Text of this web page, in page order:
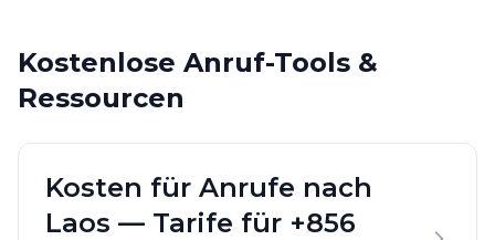
Kostenlose Anruf-Tools &
Ressourcen
Kosten für Anrufe nach
Laos — Tarife für +856